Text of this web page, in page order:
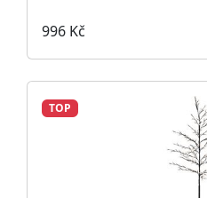
996 Kč
TOP